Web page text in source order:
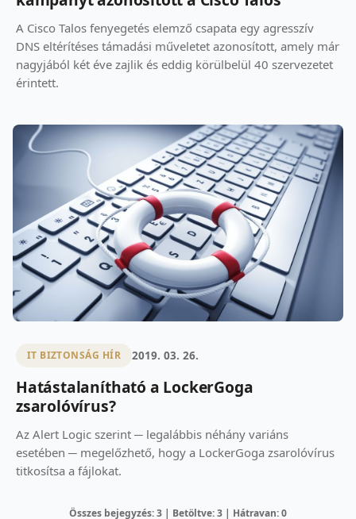
A Cisco Talos fenyegetés elemző csapata egy agresszív
DNS eltérítéses támadási műveletet azonosított, amely már
nagyjából két éve zajlik és eddig körülbelül 40 szervezetet
érintett.
IT BIZTONSÁG HÍR 2019. 03. 26.
Hatástalanítható a LockerGoga
zsarolóvírus?
Az Alert Logic szerint ─ legalábbis néhány variáns
esetében ─ megelőzhető, hogy a LockerGoga zsarolóvírus
titkosítsa a fájlokat.
Összes bejegyzés: 3 | Betöltve: 3 | Hátravan: 0